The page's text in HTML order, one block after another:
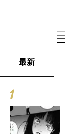
最新